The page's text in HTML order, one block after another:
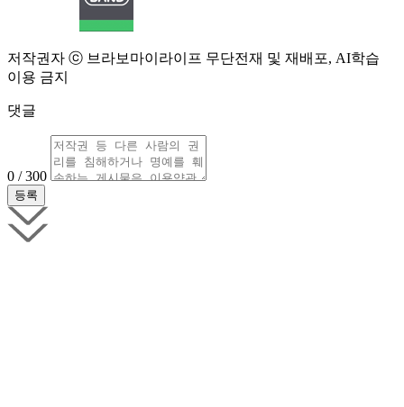
저작권자 ⓒ 브라보마이라이프 무단전재 및 재배포, AI학습
이용 금지
댓글
0 / 300